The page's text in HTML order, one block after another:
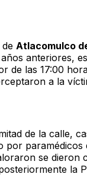
Atlacomulco
anteriores,
de las 17:00
a la
de la calle,
paramédicos
se dieron
la